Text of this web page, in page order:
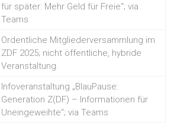
für später: Mehr Geld für Freie“; via
Teams
Ordentliche Mitgliederversammlung im
ZDF 2025; nicht öffentliche, hybride
Veranstaltung.
Infoveranstaltung „BlauPause:
Generation Z(DF) – Informationen für
Uneingeweihte“; via Teams